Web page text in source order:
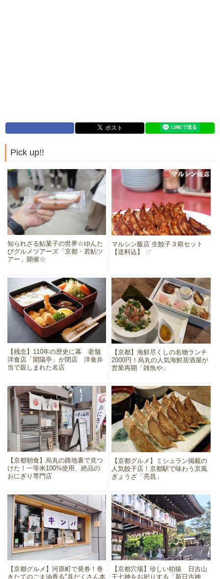
Pick up!!
知られざる鮎菓子の世界☆ゆんた
びグルメツアーズ「京都・若鮎ツ
アー」開催☆
マルシン飯店 生餃子３箱セット
【送料込】
【残念】110年の歴史に幕 老舗
洋食店「開陽亭」が閉店 洋食弁
当で親しまれた名店
【京都】海鮮尽くしの名物ランチ
2000円！烏丸の人気海鮮居酒屋が
営業再開「雑魚や」
【京都朝食】烏丸の路地裏で見つ
けた！一等米100%使用、絶品の
おにぎり専門店
【京都グルメ】ミシュラン掲載の
人気餃子店！京都駅で味わう京風
ぎょうざ「亮昌」
【京都グルメ】河原町で発券！巻
きたてのごま油香る"具だくさん本
【京都穴場】珍しい狛猿 日吉山
王七神をお祀りする「新日吉神